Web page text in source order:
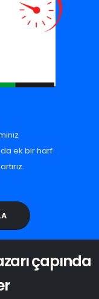
da ek bir harf
çapında